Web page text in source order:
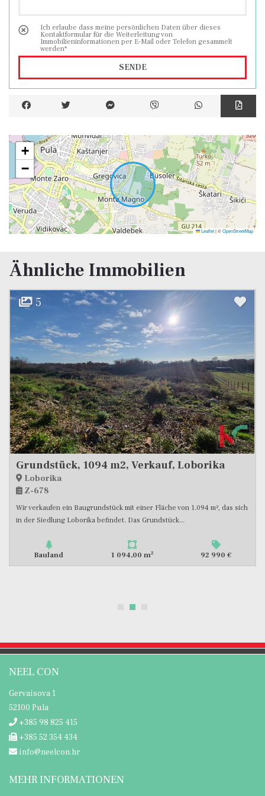
Ich erlaube dass meine persönlichen Daten über dieses
Kontaktformular für die Weiterleitung von
Immobilieninformationen per E-Mail oder Telefon gesammelt
werden*
SENDE
+
−
Leaflet|©OpenStreetMap
Ähnliche Immobilien
6
Grundstück, 611 m2, Verkauf, Fažana
Fažana
Z-646
Zu verkaufen ist ein landwirtschaftliches Grundstück mit einer
Gesamtfläche von 611 m². Es befindet sich in dem charmanten...
Ackerland 611,00 m 105 000 €
NEEL CON
Gervaisova 1
52100 Pula
+385 98 825 415
+385 52 354 434
info@neelcon.hr
MEHR INFORMATIONEN